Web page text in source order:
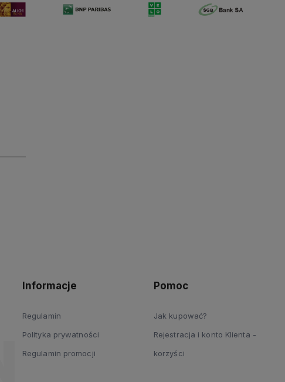
Informacje
Regulamin
Polityka prywatności
Regulamin promocji
Pomoc
Jak kupować?
Rejestracja i konto Klienta -
korzyści